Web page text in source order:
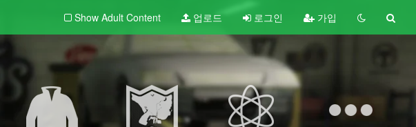
Show Adult Content 업로드 로그인 가입